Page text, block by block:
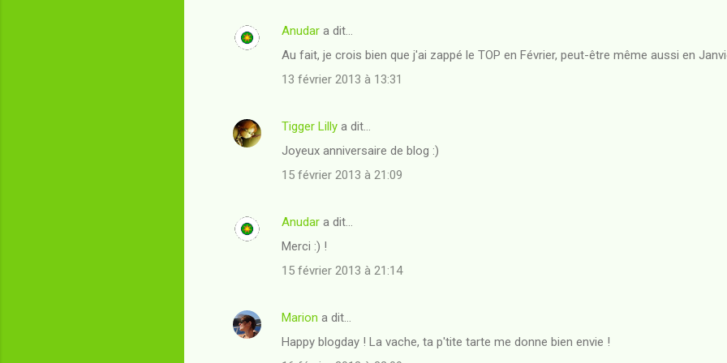
Anudar a dit…
Au fait, je crois bien que j'ai zappé le TOP en Février, peut-être même aussi en
13 février 2013 à 13:31
Tigger Lilly a dit…
Joyeux anniversaire de blog :)
15 février 2013 à 21:09
Anudar a dit…
Merci :) !
15 février 2013 à 21:14
Marion a dit…
Happy blogday ! La vache, ta p'tite tarte me donne bien envie !